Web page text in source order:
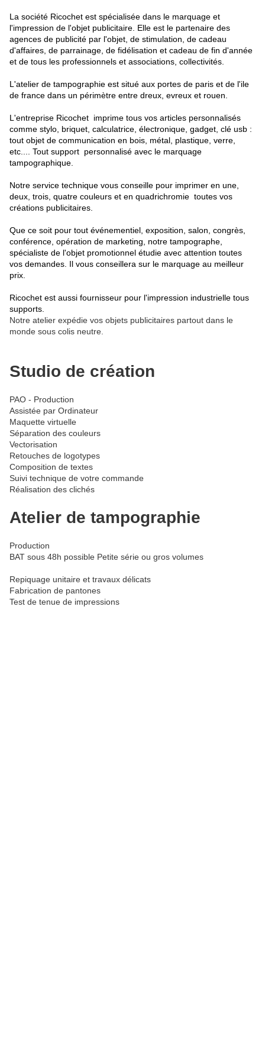
La société Ricochet est spécialisée dans le marquage et
l'impression de l'objet publicitaire. Elle est le partenaire des
agences de publicité par l'objet, de stimulation, de cadeau
d'affaires, de parrainage, de fidélisation et cadeau de fin d'année
et de tous les professionnels et associations, collectivités.
L'atelier de tampographie est situé aux portes de paris et de l'ile
de france dans un périmètre entre dreux, evreux et rouen.
L'entreprise Ricochet imprime tous vos articles personnalisés
comme stylo, briquet, calculatrice, électronique, gadget, clé usb :
tout objet de communication en bois, métal, plastique, verre,
etc.... Tout support personnalisé avec le marquage
tampographique.
Notre service technique vous conseille pour imprimer en une,
deux, trois, quatre couleurs et en quadrichromie toutes vos
créations publicitaires.
Que ce soit pour tout événementiel, exposition, salon, congrès,
conférence, opération de marketing, notre tampographe,
spécialiste de l'objet promotionnel étudie avec attention toutes
vos demandes. Il vous conseillera sur le marquage au meilleur
prix.
Ricochet est aussi fournisseur pour l'impression industrielle tous
supports.
Notre atelier expédie vos objets publicitaires partout dans le
monde sous colis neutre.
Studio de création
PAO - Production
Assistée par Ordinateur
Maquette virtuelle
Séparation des couleurs
Vectorisation
Retouches de logotypes
Composition de textes
Suivi technique de votre commande
Réalisation des clichés
Atelier de tampographie
Production
BAT sous 48h possible Petite série ou gros volumes
Repiquage unitaire et travaux délicats
Fabrication de pantones
Test de tenue de impressions